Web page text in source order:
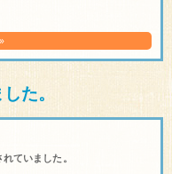
た。
ていました。